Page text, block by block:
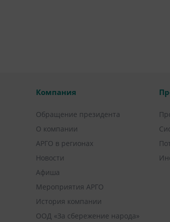
Компания
Обращение президента
О компании
АРГО в регионах
Новости
Афиша
Мероприятия АРГО
История компании
ООД «За сбережение народа»